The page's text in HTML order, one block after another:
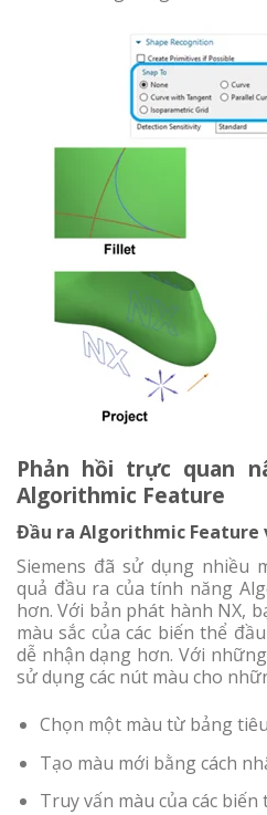
Phản hồi trực quan
Algorithmic Feature
Đầu ra Algorithmic Feature
Siemens đã sử dụng nhiều
quả đầu ra của tính năng
hơn. Với bản phát hành NX,
màu sắc của các biến thể
dễ nhận dạng hơn. Với
sử dụng các nút màu cho
Chọn một màu từ bảng
Tạo màu mới bằng cách
Truy vấn màu của các biến